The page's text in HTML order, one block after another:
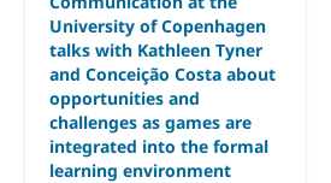
University of Copenhagen
talks with Kathleen Tyner
and Conceição Costa about
opportunities and
challenges as games are
integrated into the formal
learning environment